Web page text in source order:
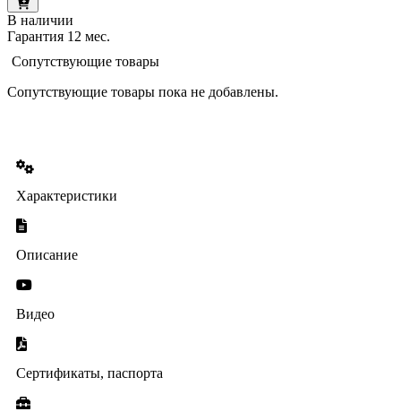
В наличии
Гарантия 12 мес.
Сопутствующие товары
Сопутствующие товары пока не добавлены.
Характеристики
Описание
Видео
Сертификаты, паспорта